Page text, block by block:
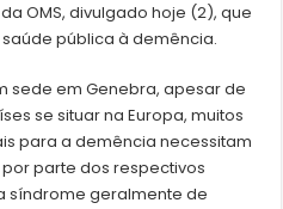
OMS, divulgado hoje (2), que
pública à demência.
sede em Genebra, apesar de
se situar na Europa, muitos
para a demência necessitam
parte dos respectivos
síndrome geralmente de